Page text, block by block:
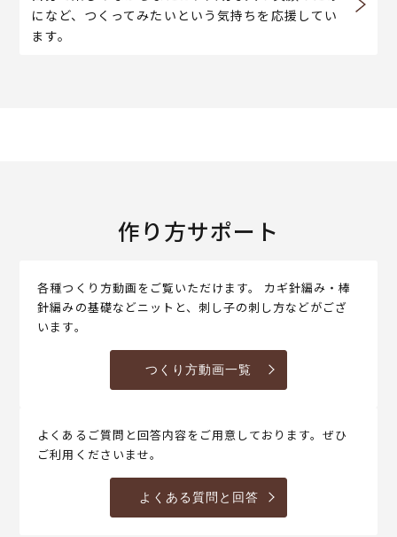
になど、つくってみたいという気持ちを応援してい
ます。
作り方サポート
各種つくり方動画をご覧いただけます。 カギ針編み・棒
針編みの基礎などニットと、刺し子の刺し方などがござ
います。
つくり方動画一覧
よくあるご質問と回答内容をご用意しております。ぜひ
ご利用くださいませ。
よくある質問と回答